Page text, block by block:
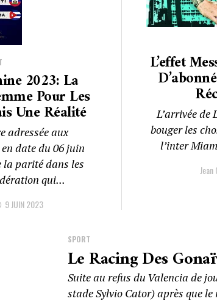
2023: La
Pour Les
Une Réalité
adressée aux
date du 06 juin
la parité dans les
qui...
9 JUIN 2023
L’effet
L’arrivée
bouger les
l’inter
SPORT
Le Racing Des
Suite au refus du Valencia de
stade Sylvio Cator) après que